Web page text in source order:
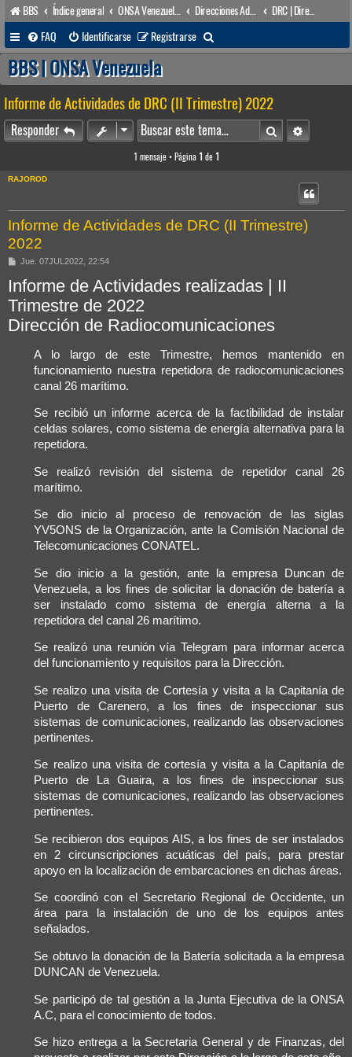
BBS Índice general Direcciones Administrativas
DRC | Dirección de Radiocomunicaciones
FAQ
Identificarse Registrarse
u
c
a
r
BBS | ONSA Venezuela
Informe de Actividades de DRC (II Trimestre) 2022
Responder BuscarBúsqueda
1 mensaje • Página 1 de 1
RAJOROD
Informe de Actividades de DRC (II Trimestre)
2022
M
n
s
a
j
e
Jue. 07JUL2022, 22:54
Informe de Actividades realizadas | II
Trimestre de 2022
Dirección de Radiocomunicaciones
A lo largo de este Trimestre, hemos mantenido en
funcionamiento nuestra repetidora de radiocomunicaciones
canal 26 marítimo.
Se recibió un informe acerca de la factibilidad de instalar
celdas solares, como sistema de energía alternativa para la
repetidora.
Se realizó revisión del sistema de repetidor canal 26
marítimo.
Se dio inicio al proceso de renovación de las siglas
YV5ONS de la Organización, ante la Comisión Nacional de
Telecomunicaciones CONATEL.
Se dio inicio a la gestión, ante la empresa Duncan de
Venezuela, a los fines de solicitar la donación de batería a
ser instalado como sistema de energía alterna a la
repetidora del canal 26 marítimo.
Se realizó una reunión vía Telegram para informar acerca
del funcionamiento y requisitos para la Dirección.
Se realizo una visita de Cortesía y visita a la Capitanía de
Puerto de Carenero, a los fines de inspeccionar sus
sistemas de comunicaciones, realizando las observaciones
pertinentes.
Se realizo una visita de cortesía y visita a la Capitanía de
Puerto de La Guaira, a los fines de inspeccionar sus
sistemas de comunicaciones, realizando las observaciones
pertinentes.
Se recibieron dos equipos AIS, a los fines de ser instalados
en 2 circunscripciones acuáticas del país, para prestar
apoyo en la localización de embarcaciones en dichas áreas.
Se coordinó con el Secretario Regional de Occidente, un
área para la instalación de uno de los equipos antes
señalados.
Se obtuvo la donación de la Batería solicitada a la empresa
DUNCAN de Venezuela.
Se participó de tal gestión a la Junta Ejecutiva de la ONSA
A.C, para el conocimiento de todos.
Se hizo entrega a la Secretaria General y de Finanzas, del